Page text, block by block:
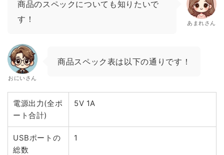
商品のスペックについても知りたいで
す！
あまれさん
おにいさん
商品スペック表は以下の通りです！
電源出力(全ポ
ート合計)
5V 1A
USBポートの
総数
1